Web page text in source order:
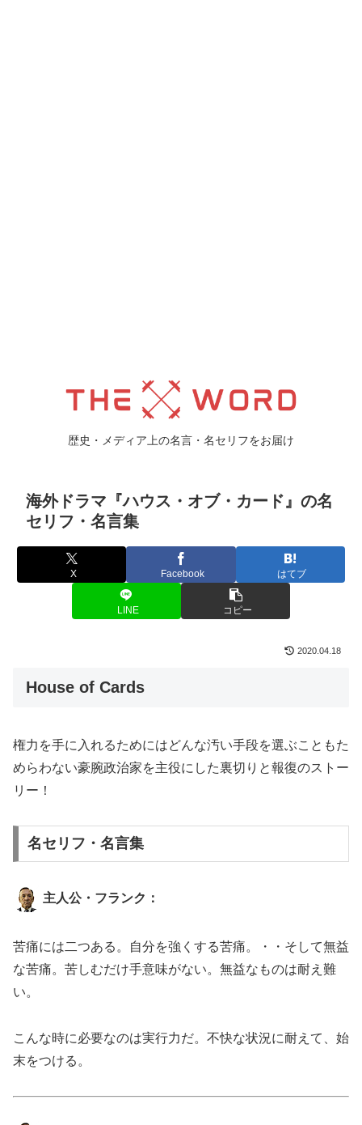
歴史・メディア上の名言・名セリフをお届け
海外ドラマ『ハウス・オブ・カード』の名
セリフ・名言集
X Facebook はてブ
LINE コピー
2020.04.18
House of Cards
権力を手に入れるためにはどんな汚い手段を選ぶこともた
めらわない豪腕政治家を主役にした裏切りと報復のストー
リー！
名セリフ・名言集
主人公・フランク：
苦痛には二つある。自分を強くする苦痛。・・そして無益
な苦痛。苦しむだけ手意味がない。無益なものは耐え難
い。
こんな時に必要なのは実行力だ。不快な状況に耐えて、始
末をつける。